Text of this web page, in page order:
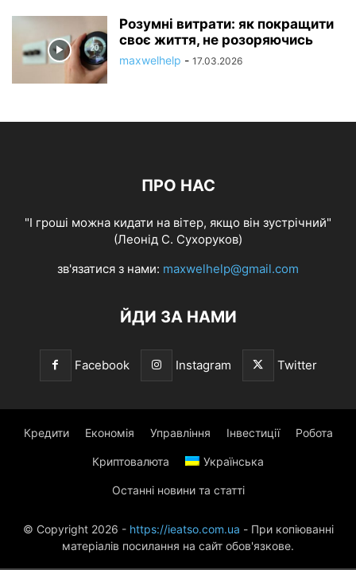
Розумні витрати: як покращити
своє життя, не розоряючись
maxwelhelp - 17.03.2026
ПРО НАС
"І гроші можна кидати на вітер, якщо він зустрічний"
(Леонід С. Сухоруков)
зв'язатися з нами: maxwelhelp@gmail.com
ЙДИ ЗА НАМИ
Facebook Instagram Twitter
Кредити Економія Управління Інвестиції Робота
Криптовалюта Українська
Останні новини та статті
© Copyright 2026 - https://ieatso.com.ua - При копіюванні
матеріалів посилання на сайт обов'язкове.